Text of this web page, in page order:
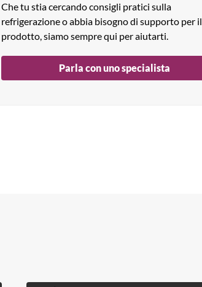
Che tu stia cercando consigli pratici sulla
refrigerazione o abbia bisogno di supporto per il
prodotto, siamo sempre qui per aiutarti.
Parla con uno specialista